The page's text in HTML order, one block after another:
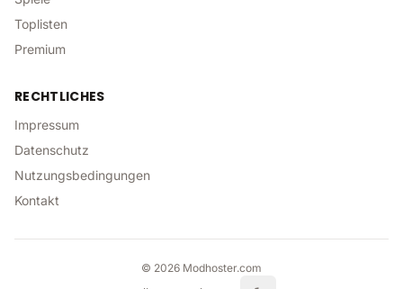
Toplisten
Premium
RECHTLICHES
Impressum
Datenschutz
Nutzungsbedingungen
Kontakt
© 2026 Modhoster.com